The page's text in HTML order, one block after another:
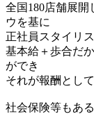
全国180店舗展
ウを基に
正社員スタイリ
基本給＋歩合だ
ができ
それが報酬とし
社会保険等もあ